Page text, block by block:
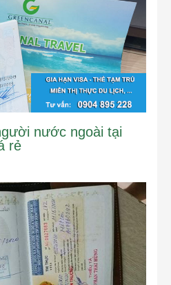
nước ngoài tại
rẻ